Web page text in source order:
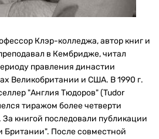
Клэр-колледжа, автор книг и
в Кембридже, читал
правления династии
Великобритании и США. В 1990 г.
"Англия Тюдоров" (Tudor
тиражом более четверти
книгой последовали публикации
Британии". После совместной